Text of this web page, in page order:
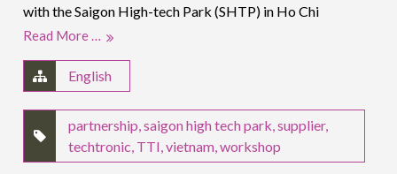
with the Saigon High-tech Park (SHTP) in Ho Chi
Read More …
English
partnership,saigon high tech park,supplier,
techtronic, TTI,vietnam,workshop